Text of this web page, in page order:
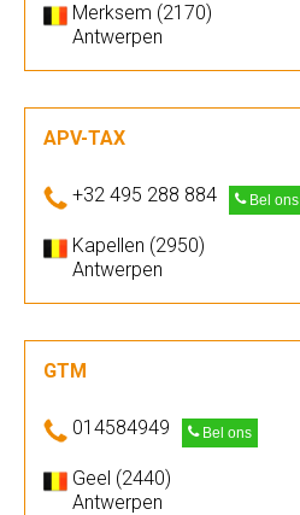
Merksem (2170)
Antwerpen
APV-TAX
+32 495 288 884 Bel ons
Kapellen (2950)
Antwerpen
GTM
014584949 Bel ons
Geel (2440)
Antwerpen